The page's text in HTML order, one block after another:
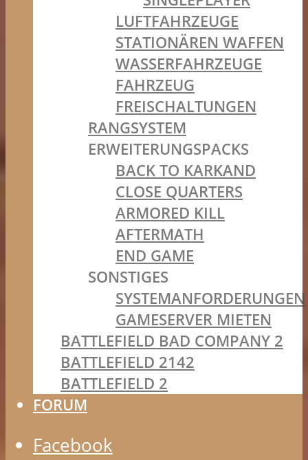
LUFTFAHRZEUGE
STATIONÄREN WAFFEN
WASSERFAHRZEUGE
FAHRZEUG
FREISCHALTUNGEN
RANGSYSTEM
ERWEITERUNGSPACKS
BACK TO KARKAND
CLOSE QUARTERS
ARMORED KILL
AFTERMATH
END GAME
SONSTIGES
SYSTEMANFORDERUNGEN
GAMESERVER MIETEN
BATTLEFIELD BAD COMPANY 2
BATTLEFIELD 2142
BATTLEFIELD 2
FORUM
Facebook